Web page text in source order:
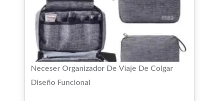
Neceser Organizador De Viaje De Colgar
Diseño Funcional